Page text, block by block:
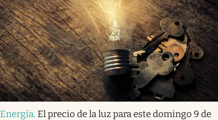
Energía. El precio de la luz para este domingo 9 de